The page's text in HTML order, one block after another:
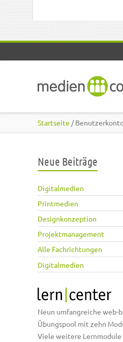
Startseite /
Neue Beiträge
Digitalmedien
Printmedien
Designkonzeption
Projektmanagement
Alle Fachrichtungen
Digitalmedien
Neun umfangreiche web-
Übungspool mit zehn
Viele weitere Lernmodule